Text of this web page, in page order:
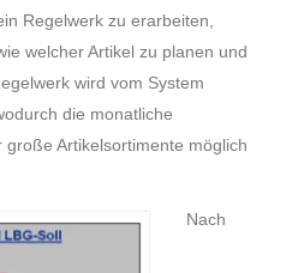
Regelwerk zu erarbeiten,
welcher Artikel zu planen und
wird vom System
die monatliche
Artikelsortimente möglich
Nach